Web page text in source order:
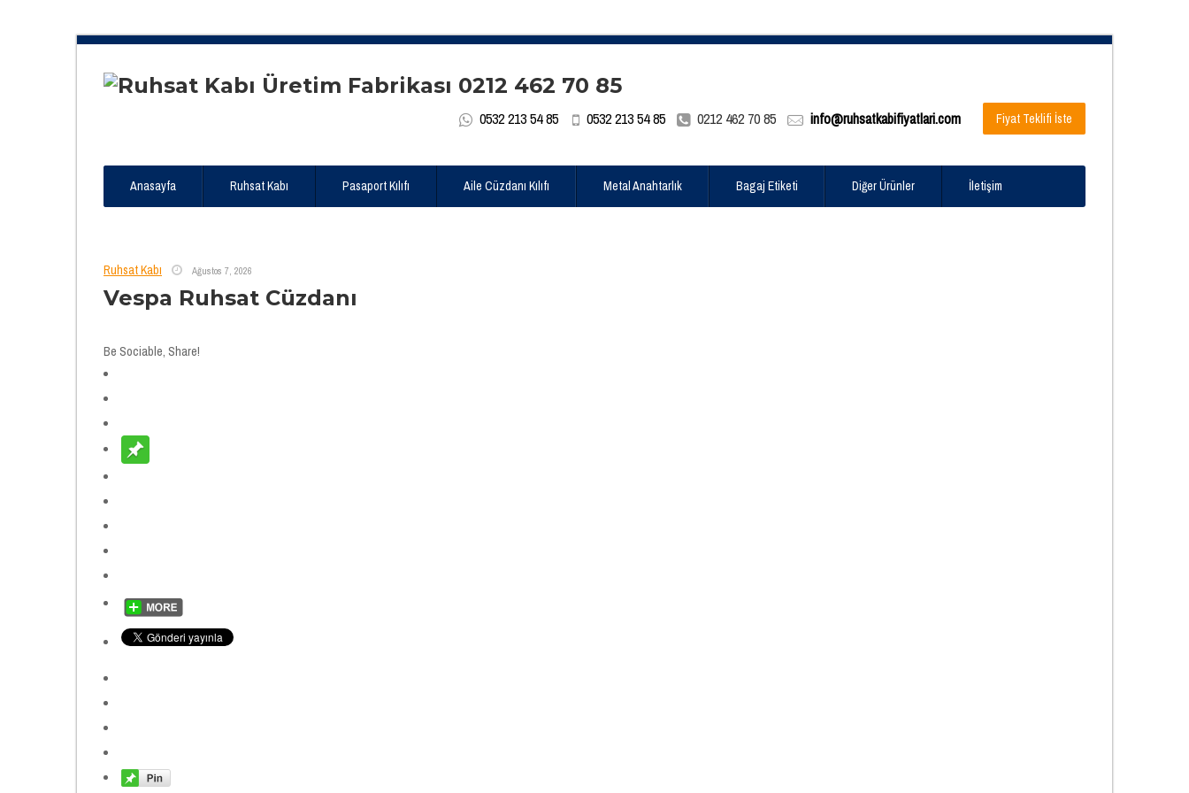
0532 213 54 85 0532 213 54 85 0212 462 70 85 info@ruhsatkabifiyatlari.com Fiyat Teklifi İste
Anasayfa Ruhsat Kabı Pasaport Kılıfı Aile Cüzdanı Kılıfı Metal Anahtarlık Bagaj Etiketi Diğer Ürünler İletişim
Ruhsat Kabı Ağustos 7, 2026
Vespa Ruhsat Cüzdanı
Be Sociable, Share!